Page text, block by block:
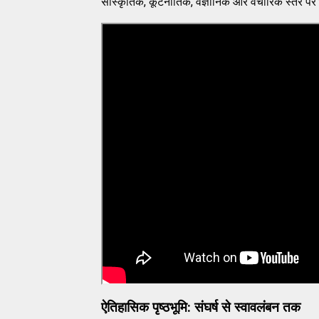
ऐतिहासिक पृष्ठभूमि: संघर्ष से स्वावलंबन तक